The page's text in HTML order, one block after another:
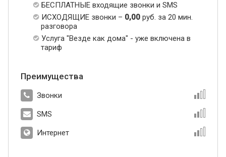
БЕСПЛАТНЫЕ входящие звонки и SMS
ИСХОДЯЩИЕ звонки – 0,00 руб. за 20 мин.
разговора
Услуга "Везде как дома" - уже включена в
тариф
Преимущества
Звонки
SMS
Интернет